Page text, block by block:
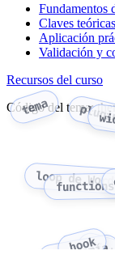
Fundamentos
Claves
Aplicación
Validación y
Recursos del curso
Código del tema:
tema
loop de
taxonomía
hook